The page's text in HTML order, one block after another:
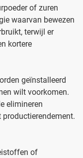
of zuren
waarvan bewezen
terwijl er
kortere
geïnstalleerd
wilt voorkomen.
elimineren
productierendement.
of